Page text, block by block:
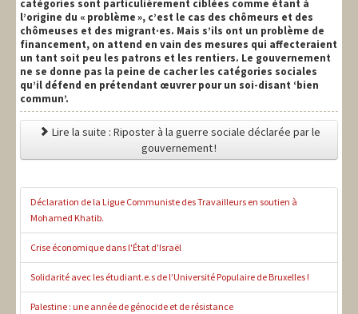
catégories sont particulièrement ciblées comme étant à
l’origine du « problème », c’est le cas des chômeurs et des
chômeuses et des migrant·es. Mais s’ils ont un problème de
financement, on attend en vain des mesures qui affecteraient
un tant soit peu les patrons et les rentiers. Le gouvernement
ne se donne pas la peine de cacher les catégories sociales
qu’il défend en prétendant œuvrer pour un soi-disant ‘bien
commun’.
Lire la suite : Riposter à la guerre sociale déclarée par le
gouvernement !
Déclaration de la Ligue Communiste des Travailleurs en soutien à
Mohamed Khatib.
Crise économique dans l'État d'Israël
Solidarité avec les étudiant.e.s de l’Université Populaire de Bruxelles !
Palestine : une année de génocide et de résistance